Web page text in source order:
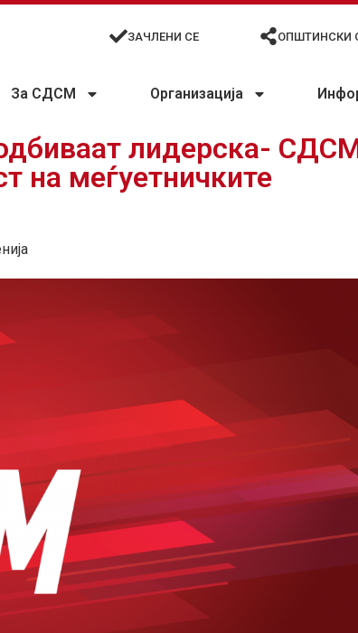
ЗАЧЛЕНИ СЕ ОПШТИНСКИ
За СДСМ Организација
лидерска-
на меѓуетничките